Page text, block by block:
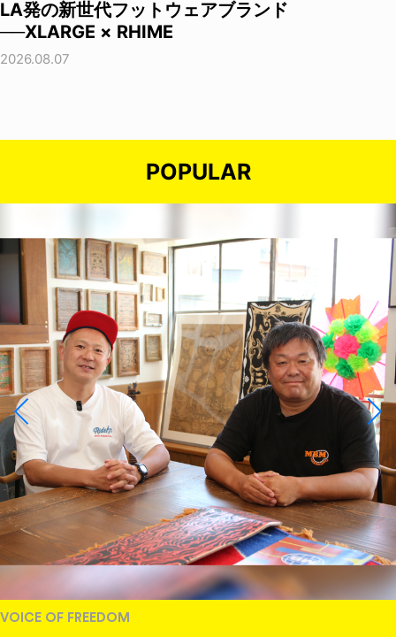
LA発の新世代フットウェアブランド
──XLARGE × RHIME
2026.08.07
POPULAR
VOICE OF FREEDOM